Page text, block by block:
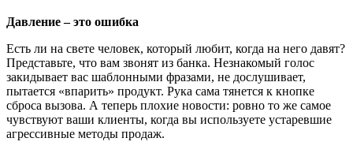
Давление – это ошибка
Есть ли на свете человек, который любит, когда на него давят?
Представьте, что вам звонят из банка. Незнакомый голос
закидывает вас шаблонными фразами, не дослушивает,
пытается «впарить» продукт. Рука сама тянется к кнопке
сброса вызова. А теперь плохие новости: ровно то же самое
чувствуют ваши клиенты, когда вы используете устаревшие
агрессивные методы продаж.